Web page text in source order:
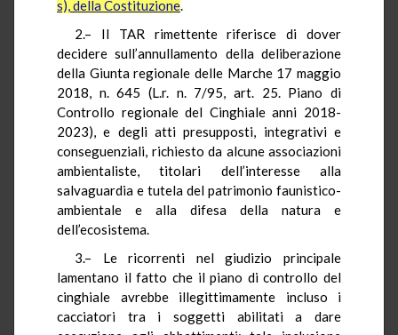
s), della Costituzione.
2.– Il TAR rimettente riferisce di dover
decidere sull’annullamento della deliberazione
della Giunta regionale delle Marche 17 maggio
2018, n. 645 (L.r. n. 7/95, art. 25. Piano di
Controllo regionale del Cinghiale anni 2018-
2023), e degli atti presupposti, integrativi e
conseguenziali, richiesto da alcune associazioni
ambientaliste, titolari dell’interesse alla
salvaguardia e tutela del patrimonio faunistico-
ambientale e alla difesa della natura e
dell’ecosistema.
3.– Le ricorrenti nel giudizio principale
lamentano il fatto che il piano di controllo del
cinghiale avrebbe illegittimamente incluso i
cacciatori tra i soggetti abilitati a dare